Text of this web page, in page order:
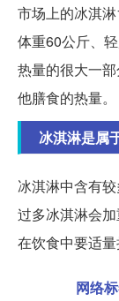
市场上的冰淇
体重60公斤、
热量的很大一
他膳食的热量。
冰淇淋是属
冰淇淋中含有
过多冰淇淋会
在饮食中要适
网络